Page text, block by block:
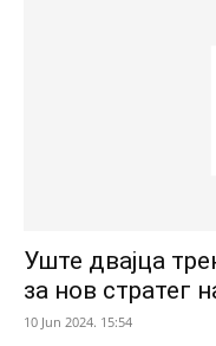
Уште двајца
за нов стратег
10 Jun 2024. 15:54